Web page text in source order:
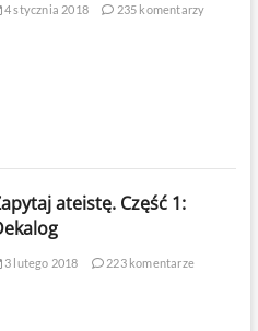
4 stycznia 2018 235 komentarzy
ateistę. Część 1:
3 lutego 2018 223 komentarze